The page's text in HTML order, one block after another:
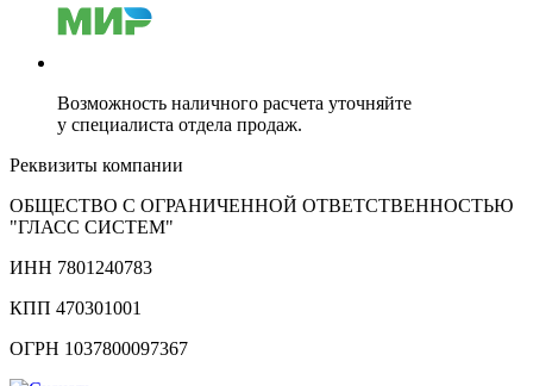
Возможность наличного расчета уточняйте
у специалиста отдела продаж.
Реквизиты компании
ОБЩЕСТВО С ОГРАНИЧЕННОЙ ОТВЕТСТВЕННОСТЬЮ
"ГЛАСС СИСТЕМ"
ИНН 7801240783
КПП 470301001
ОГРН 1037800097367